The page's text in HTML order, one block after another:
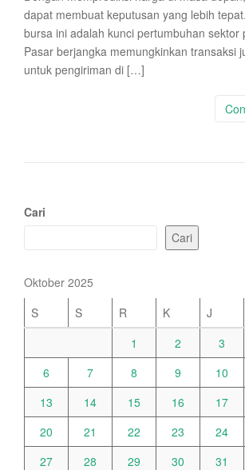
dapat membuat keputusan yang lebih
bursa ini adalah kunci pertumbuhan sektor
Pasar berjangka memungkinkan transaksi
untuk pengiriman di […]
Cari
Cari
Oktober 2025
S
S R K J
1
2 3
6
7 8 9 10
13
14 15 16 17
20
21 22 23 24
27
28 29 30 31